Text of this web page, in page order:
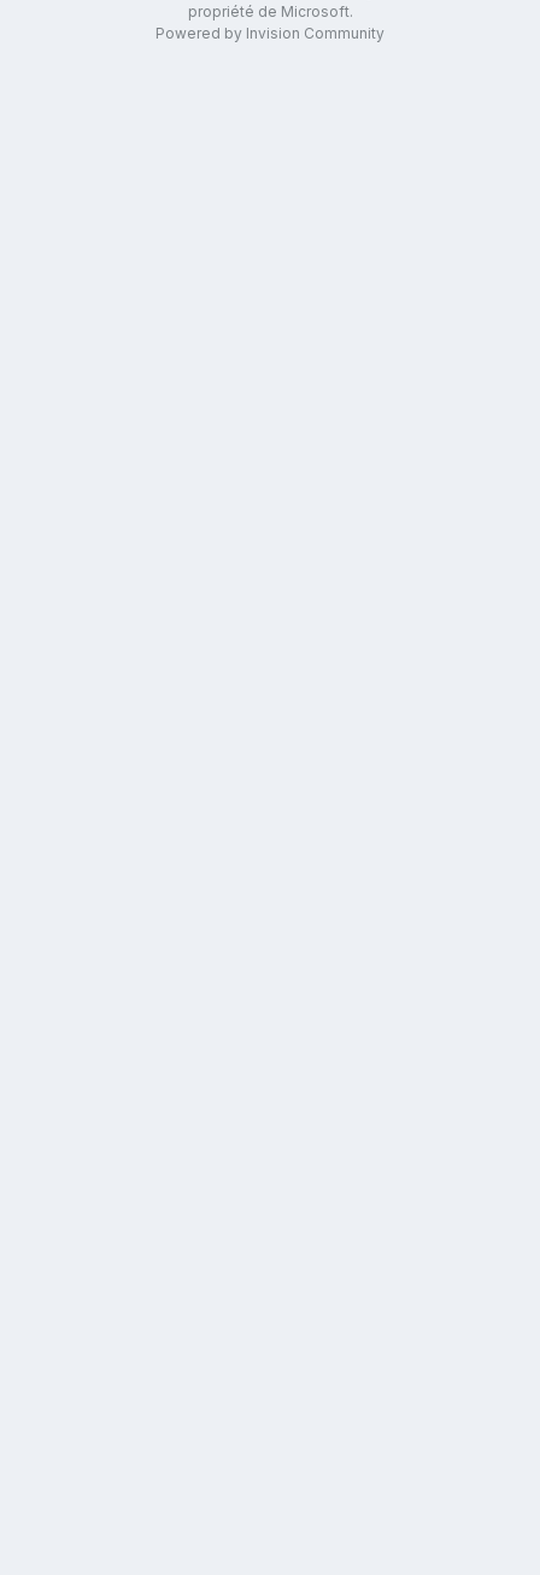
propriété de Microsoft.
Powered by Invision Community